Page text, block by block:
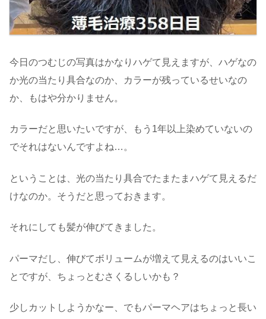
今日のつむじの写真はかなりハゲて見えますが、ハゲなの
か光の当たり具合なのか、カラーが残っているせいなの
か、もはや分かりません。
カラーだと思いたいですが、もう1年以上染めていないの
でそれはないんですよね…。
ということは、光の当たり具合でたまたまハゲて見えるだ
けなのか。そうだと思っておきます。
それにしても髪が伸びてきました。
パーマだし、伸びてボリュームが増えて見えるのはいいこ
とですが、ちょっとむさくるしいかも？
少しカットしようかなー、でもパーマヘアはちょっと長い